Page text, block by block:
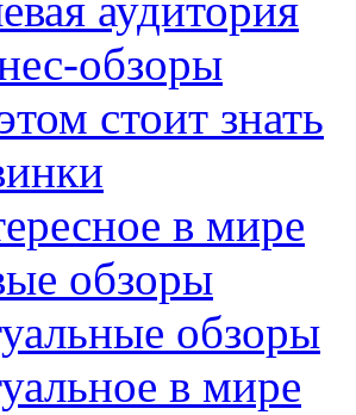
аудитория
обзоры
стоит знать
в мире
обзоры
обзоры
в мире